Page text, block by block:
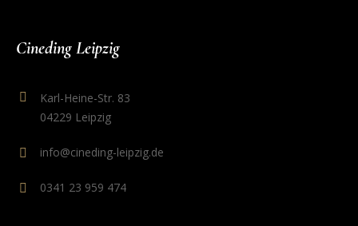
Cineding Leipzig
Karl-Heine-Str. 83
04229 Leipzig
info@cineding-leipzig.de
0341 23 959 474